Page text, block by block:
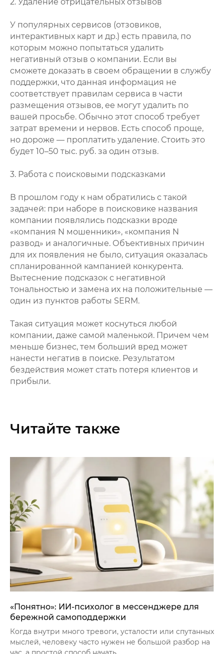
У популярных сервисов (отзовиков,
интерактивных карт и др.) есть правила, по
которым можно попытаться удалить
негативный отзыв о компании. Если вы
сможете доказать в своем обращении в службу
поддержки, что данная информация не
соответствует правилам сервиса в части
размещения отзывов, ее могут удалить по
вашей просьбе. Обычно этот способ требует
затрат времени и нервов. Есть способ проще,
но дороже — проплатить удаление. Стоить это
будет 10–50 тыс. руб. за один отзыв.
3. Работа с поисковыми подсказками
В прошлом году к нам обратились с такой
задачей: при наборе в поисковике названия
компании появлялись подсказки вроде
«компания N мошенники», «компания N
развод» и аналогичные. Объективных причин
для их появления не было, ситуация оказалась
спланированной кампанией конкурента.
Вытеснение подсказок с негативной
тональностью и замена их на положительные —
один из пунктов работы SERM.
Такая ситуация может коснуться любой
компании, даже самой маленькой. Причем чем
меньше бизнес, тем больший вред может
нанести негатив в поиске. Результатом
бездействия может стать потеря клиентов и
прибыли.
Читайте также
«Понятно»: ИИ-психолог в мессенджере для
бережной самоподдержки
Когда внутри много тревоги, усталости или спутанных
мыслей, человеку часто нужен не большой разбор на